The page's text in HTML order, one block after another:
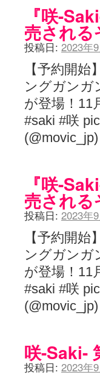
『咲-
売される
投稿日: 2023年
【予約開
ングガンガ
が登場！11
#saki #咲
『咲-
売される
投稿日: 2023年
【予約開
ングガンガ
が登場！11
#saki #咲
咲-Saki-
投稿日: 2023年